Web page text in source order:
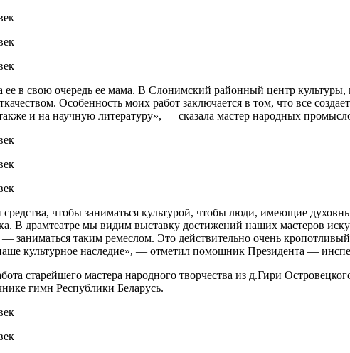
в свою очередь ее мама. В Слонимский районный центр культуры,
Особенность моих работ заключается в том, что все
и на научную литературу», — сказала мастер народных
чтобы заниматься культурой, чтобы люди, имеющие
В драмтеатре мы видим выставку достижений наших мастеров
заниматься таким ремеслом. Это действительно очень
культурное наследие», — отметил помощник Президента —
старейшего мастера народного творчества из д.Гири
гимн Республики Беларусь.